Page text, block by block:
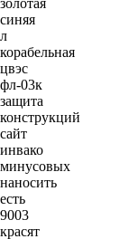
золотая
синяя
л
корабельная
цвэс
фл-03к
защита
конструкций
сайт
инвако
минусовых
наносить
есть
9003
красят